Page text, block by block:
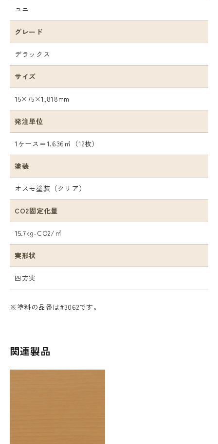
ユニ
グレード
デラックス
サイズ
15×75×1,818mm
発注単位
1ケース＝1.636㎡（12枚）
塗装
オスモ塗装（クリア）
CO2固定化量
15.7kg-CO2/㎡
実形状
四方実
※塗料の品番は#3062です。
関連製品